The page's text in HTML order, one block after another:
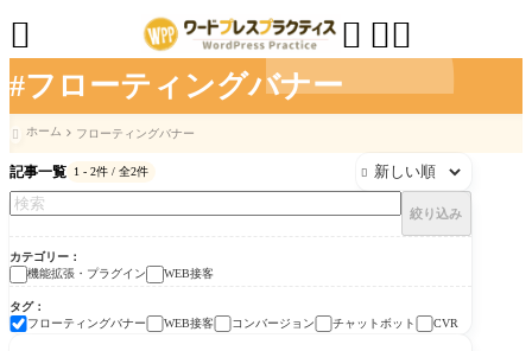
#フローティングバナー
 

 ホーム フローティングバナー
記事一覧 1 - 2件 / 全2件 
絞り込み
カテゴリー
機能拡張・プラグイン
WEB接客
タグ
フローティングバナー
WEB接客 コンバージョン チャットボット CVR
機能拡張・プラグイン